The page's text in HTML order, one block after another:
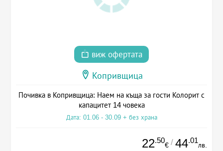
виж офертата
Копривщица
Почивка в Копривщица: Наем на къща за гости Колорит с
капацитет 14 човека
Дата: 01.06 - 30.09 + без храна
22.50
€ / 44.01
лв.